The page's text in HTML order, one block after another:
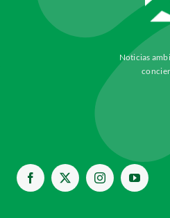
Noticias